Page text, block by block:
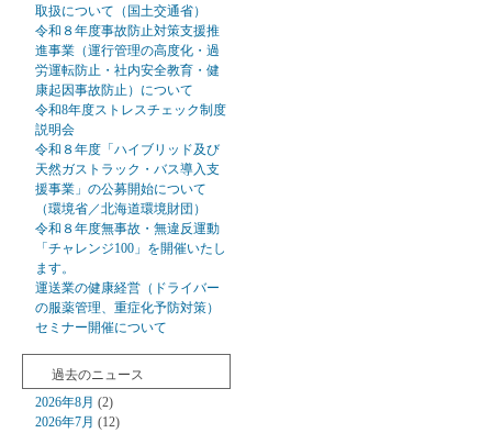
取扱について（国土交通省）
令和８年度事故防止対策支援推
進事業（運行管理の高度化・過
労運転防止・社内安全教育・健
康起因事故防止）について
令和8年度ストレスチェック制度
説明会
令和８年度「ハイブリッド及び
天然ガストラック・バス導入支
援事業」の公募開始について
（環境省／北海道環境財団）
令和８年度無事故・無違反運動
「チャレンジ100」を開催いたし
ます。
運送業の健康経営（ドライバー
の服薬管理、重症化予防対策）
セミナー開催について
過去のニュース
2026年8月 (2)
2026年7月 (12)